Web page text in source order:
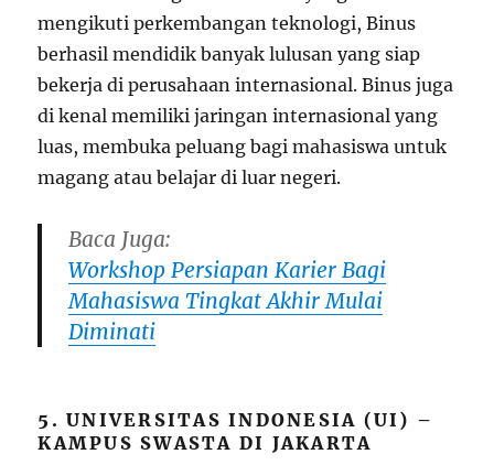
mengikuti perkembangan teknologi, Binus
berhasil mendidik banyak lulusan yang siap
bekerja di perusahaan internasional. Binus juga
di kenal memiliki jaringan internasional yang
luas, membuka peluang bagi mahasiswa untuk
magang atau belajar di luar negeri.
Baca Juga:
Workshop Persiapan Karier Bagi
Mahasiswa Tingkat Akhir Mulai
Diminati
5. UNIVERSITAS INDONESIA (UI) –
KAMPUS SWASTA DI JAKARTA